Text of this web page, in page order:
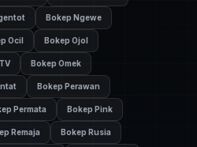
Bokep Ngewe
Ocil Bokep Ojol
Bokep Omek
Bokep Perawan
Permata Bokep Pink
Remaja Bokep Rusia